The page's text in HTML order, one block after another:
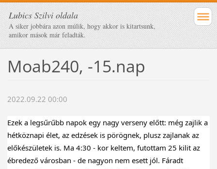
Lubics Szilvi oldala
A siker jobbára azon múlik, hogy akkor is kitartsunk,
amikor mások már feladták.
Moab240, -15.nap
2022.09.22 00:00
Ezek a legsűrűbb napok egy nagy verseny előtt: még zajlik a
hétköznapi élet, az edzések is pörögnek, plusz zajlanak az
előkészületek is. Ma 4:30 - kor keltem, futottam 25 kilit az
ébredező városban - de nagyon nem esett jól. Fáradt